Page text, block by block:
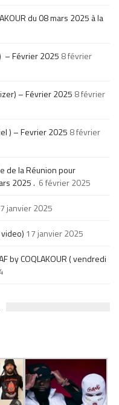
du 08 mars 2025 à la
– Février 2025 8 février
– Février 2025 8 février
) – Fevrier 2025 8 février
de la Réunion pour
2025 . 6 février 2025
janvier 2025
17 janvier 2025
by COQLAKOUR ( vendredi